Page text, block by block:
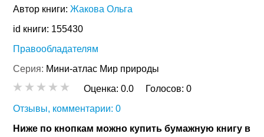
Автор книги:Жакова Ольга
id книги: 155430
Правообладателям
Серия: Мини-атлас Мир природы
Оценка:0.0 Голосов:0
Отзывы, комментарии: 0
Ниже по кнопкам можно купить бумажную книгу в